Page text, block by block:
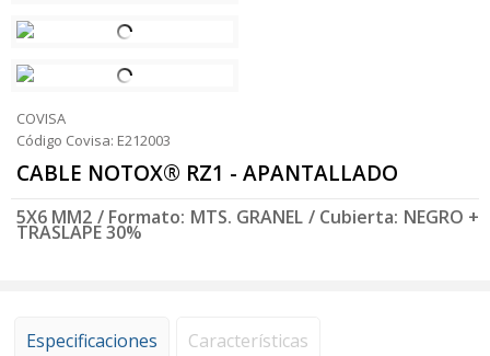
COVISA
Código Covisa: E212003
CABLE NOTOX® RZ1 - APANTALLADO
5X6 MM2 / Formato: MTS. GRANEL / Cubierta: NEGRO +
TRASLAPE 30%
Especificaciones Características